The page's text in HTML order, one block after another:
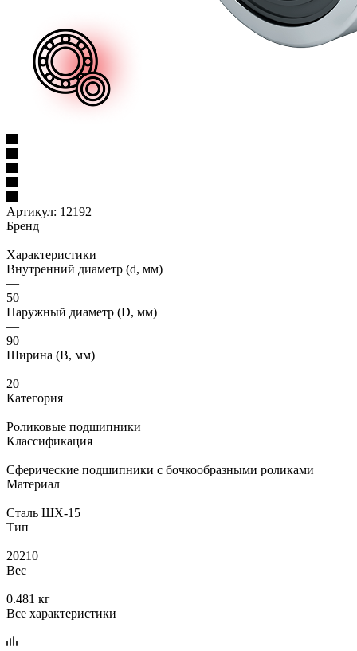
Артикул: 12192
Бренд
Характеристики
Внутренний диаметр (d, мм)
—
50
Наружный диаметр (D, мм)
—
90
Ширина (B, мм)
—
20
Категория
—
Роликовые подшипники
Классификация
—
Сферические подшипники с бочкообразными роликами
Материал
—
Сталь ШХ-15
Тип
—
20210
Вес
—
0.481 кг
Все характеристики